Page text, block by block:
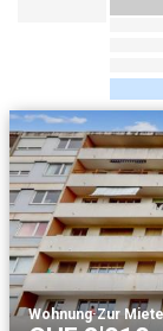
Wohnung·Zur Miete